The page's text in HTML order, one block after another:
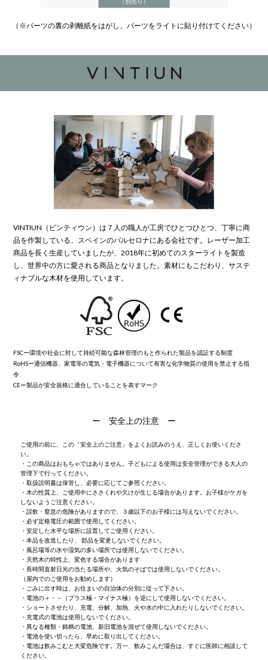
（※パーツの裏の剥離紙をはがし、パーツをライトに貼り付けてください）
VINTIUN（ビンティウン）は７人の職人が工房でひとつひとつ、丁寧に商
品を作製している、スペインのバルセロナにある会社です。レーザー加工
商品を長く生産していましたが、2018年に初めてのスターライトを製造
し、世界中の方に愛される商品となりました。素材にもこだわり、サステ
ィナブルな木材を使用しています。
FSCー環境や社会に対して持続可能な森林管理のもと作られた製品を認証する制度
RoHSー通信機器、家電等の電気・電子機器について有害な化学物質の使用を禁止する指
令
CEー製品が安全規格に適合していることを表すマーク
ー 安全上の注意 ー
ご使用の前に、この「安全上のご注意」をよくお読みのうえ、正しくお使いくださ
い。
・この商品はおもちゃではありません。子どもによる使用は安全管理ができる大人の
管理下で行ってください。
・取扱説明書は保管し、必要に応じてご参照ください。
・木の性質上、ご使用中にささくれや欠けが生じる場合があります。お子様がケガを
しないようご注意ください。
・誤飲・窒息の危険がありますので、３歳以下のお子様には与えないでください。
・必ず定格電圧の範囲で使用してください。
・安定した水平な場所に設置してご使用ください。
・本品を改造したり、 部品を変更しないでください。
・風呂場等の水や湿気の多い場所では使用しないでください。
・天然木の特性上、変色する場合があります
・長時間直射日光の当たる場所や、火気のそばでは使用しないでください。
（屋内でのご使用をお勧めします）
・ごみに出す時は、お住まいの自治体の分別に従って下さい。
・電池の＋・－（プラス極・マイナス極）を逆にして使用しないでください。
・ショートさせたり、充電、分解、加熱、火や水の中に入れたりしないでください。
・充電式の電池は使用しないでください。
・異なる種類・銘柄の電池、新旧電池を混ぜて使用しないでください。
・電池を使い切ったら、早めに取り出してください。
・電池は飲みこむと大変危険です。万一、飲みこんだ場合は、すぐに医師に相談して
ください。